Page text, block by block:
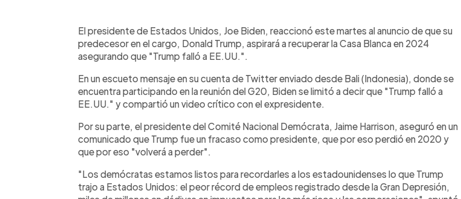
Escuchar artículo
El presidente de Estados Unidos, Joe Biden, reaccionó este martes al anuncio de que su
predecesor en el cargo, Donald Trump, aspirará a recuperar la Casa Blanca en 2024
asegurando que "Trump falló a EE.UU.".
En un escueto mensaje en su cuenta de Twitter enviado desde Bali (Indonesia), donde se
encuentra participando en la reunión del G20, Biden se limitó a decir que "Trump falló a
EE.UU." y compartió un video crítico con el expresidente.
Por su parte, el presidente del Comité Nacional Demócrata, Jaime Harrison, aseguró en un
comunicado que Trump fue un fracaso como presidente, que por eso perdió en 2020 y
que por eso "volverá a perder".
"Los demócratas estamos listos para recordarles a los estadounidenses lo que Trump
trajo a Estados Unidos: el peor récord de empleos registrado desde la Gran Depresión,